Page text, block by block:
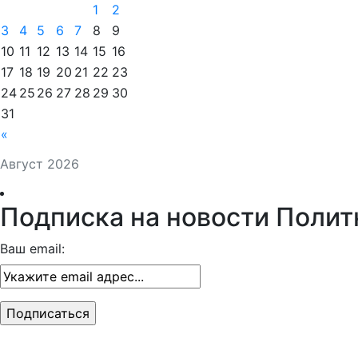
Август 2026
«
1
2
3
4 5 6 7 8
9
10 11 12 13 14 15 16
17 18 19 20 21 22 23
24 25 26 27 28 29 30
31
Подписка на новости
Ваш email: